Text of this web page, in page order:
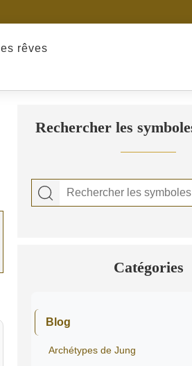
rêves
Rechercher les
Catégories
Blog
Archétypes de Jung